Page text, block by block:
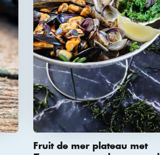
Fruit de mer plateau met